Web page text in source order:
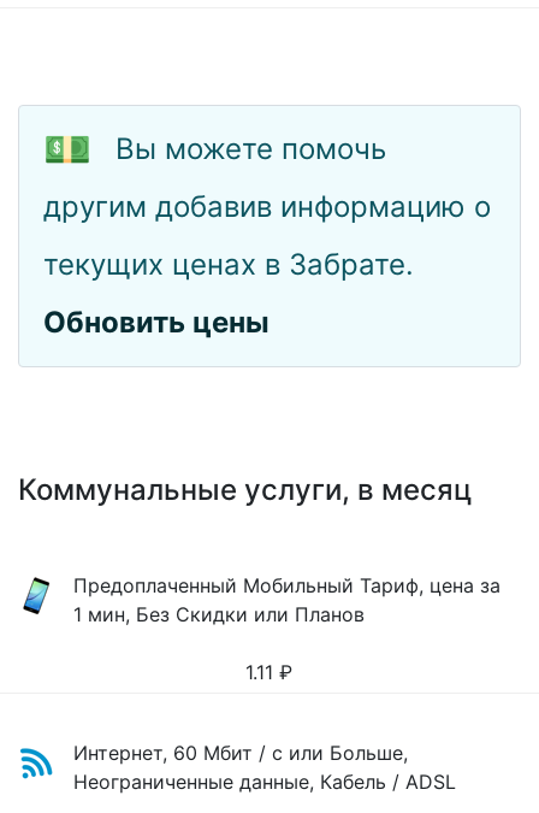
💵
Вы можете помочь
другим добавив информацию о
текущих ценах в Забрате.
Обновить цены
Коммунальные услуги, в месяц
Предоплаченный Мобильный Тариф, цена за
1 мин, Без Скидки или Планов
1.11 ₽
Интернет, 60 Мбит / с или Больше,
Неограниченные данные, Кабель / ADSL